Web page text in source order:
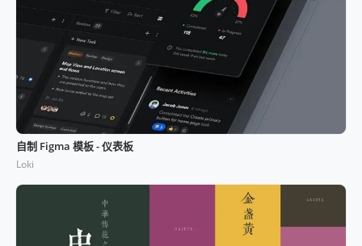
自制 Figma 模板 - 仪表板
Loki